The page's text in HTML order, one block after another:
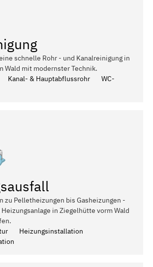
schnelle Rohr - und Kanalreinigung in
Wald mit modernster Technik.
Kanal- & Hauptabflussrohr
WC-
zu Pelletheizungen bis Gasheizungen -
in Ziegelhütte vorm Wald
Heizungsinstallation